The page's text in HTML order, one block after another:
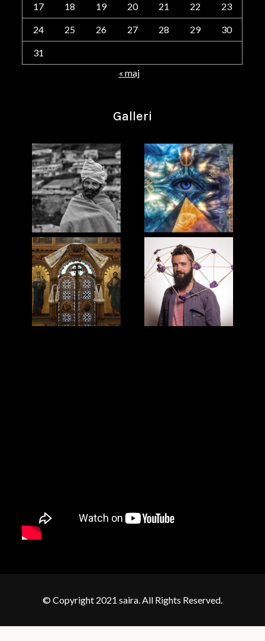
17 18 19 20 21 22 23
24 25 26 27 28 29 30
31
« maj
Galleri
© Copyright 2021 saira. All Rights Reserved.